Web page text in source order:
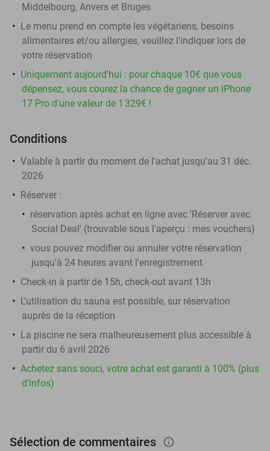
Middelbourg, Anvers et Bruges
Le menu prend en compte les végétariens, besoins
alimentaires et/ou allergies, veuillez l'indiquer lors de
votre réservation
Uniquement aujourd'hui : pour chaque 10€ que vous
dépensez, vous courez la chance de gagner un iPhone
17 Pro d'une valeur de 1 329€ !
Conditions
Valable à partir du moment de l'achat jusqu'au 31 déc.
2026
Réserver :
réservation après achat en ligne avec 'Réserver avec
Social Deal' (trouvable sous l'aperçu : mes vouchers)
vous pouvez modifier ou annuler votre réservation
jusqu'à 24 heures avant l'enregistrement
Check-in à partir de 15h, check-out avant 13h
L'utilisation du sauna est possible, sur réservation
auprès de la réception
La piscine ne sera malheureusement plus accessible à
partir du 6 avril 2026
Achetez sans souci, votre achat est garanti à 100% (plus
d'infos)
Sélection de commentaires info_outlined